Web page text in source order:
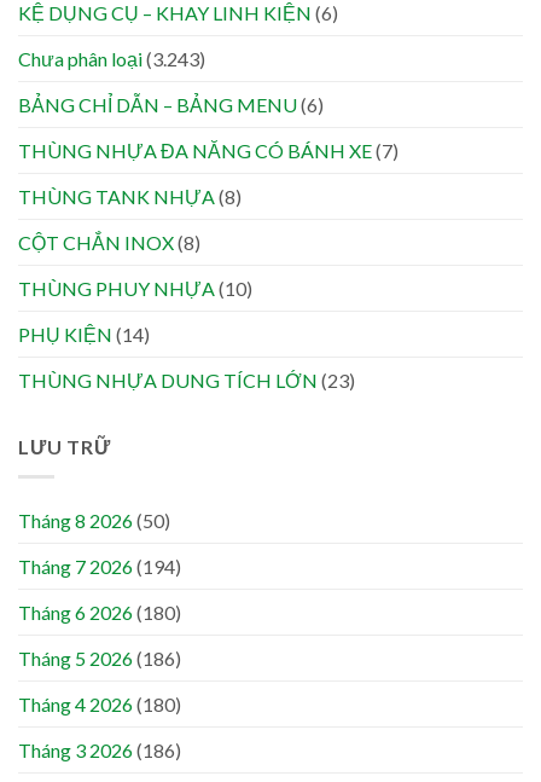
KỆ DỤNG CỤ – KHAY LINH KIỆN (6)
Chưa phân loại(3.243)
BẢNG CHỈ DẪN – BẢNG MENU(6)
THÙNG NHỰA ĐA NĂNG CÓ BÁNH XE(7)
THÙNG TANK NHỰA(8)
CỘT CHẮN INOX(8)
THÙNG PHUY NHỰA(10)
PHỤ KIỆN (14)
THÙNG NHỰA DUNG TÍCH LỚN (23)
LƯU TRỮ
Tháng 8 2026(50)
Tháng 7 2026(194)
Tháng 6 2026(180)
Tháng 5 2026(186)
Tháng 4 2026(180)
Tháng 3 2026(186)